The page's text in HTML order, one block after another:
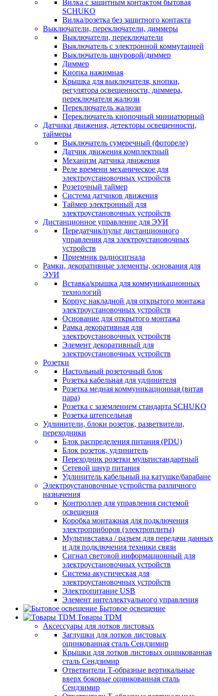
Вилка с защитным контактом бытовая
SCHUKO
Вилка/розетка без защитного контакта
Выключатели, переключатели, диммеры
Выключатели, переключатели
Выключатель с электронной коммутацией
Выключатель шнуровой/диммер
Диммер
Кнопка нажимная
Крышка для выключателя, кнопки,
регулятора освещенности, диммера,
переключателя жалюзи
Переключатель жалюзи
Переключатель кнопочный миниатюрный
Датчики движения, детекторы освещенности,
таймеры
Выключатель сумеречный (фотореле)
Датчик движения комплектный
Механизм датчика движения
Реле времени механическое для
электроустановочных устройств
Розеточный таймер
Система датчиков движения
Таймер электронный для
электроустановочных устройств
Дистанционное управление для ЭУИ
Передатчик/пульт дистанционного
управления для электроустановочных
устройств
Приемник радиосигнала
Рамки, декоративные элементы, основания для
ЭУИ
Вставка/крышка для коммуникационных
технологий
Корпус накладной для открытого монтажа
электроустановочных устройств
Основание для открытого монтажа
Рамка декоративная для
электроустановочных устройств
Элемент декоративный для
электроустановочных устройств
Розетки
Настольный розеточный блок
Розетка кабельная для удлинителя
Розетка медная коммуникационная (витая
пара)
Розетка с заземлением стандарта SCHUKO
Розетка штепсельная
Удлинители, блоки розеток, разветвители,
переходники
Блок распределения питания (PDU)
Блок розеток, удлинитель
Переходник розетки мультистандартный
Сетевой шнур питания
Удлинитель кабельный на катушке/барабане
Электроустановочные устройства различного
назначения
Контроллер для управления системой
освещения
Коробка монтажная для подключения
электроприборов (электроплиты)
Мультивставка / разъем для передачи данных
и для подключения техники связи
Сигнал световой информационный для
электроустановочных устройств
Система акустическая для
электроустановочных устройств
Электропитание USB
Элемент интеллектуального управления
Бытовое освещение
Товары TDM
Аксессуары для лотков листовых
Заглушки для лотков листовых
оцинкованная сталь Сендзимир
Крышки для лотков листовых оцинкованная
сталь Сендзимир
Ответвители Т-образные вертикальные
вверх боковые оцинкованная сталь
Сендзимир